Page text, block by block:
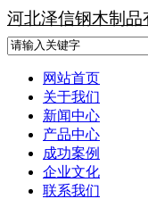
河北泽信钢木制品
网站首页
关于我们
新闻中心
产品中心
成功案例
企业文化
联系我们